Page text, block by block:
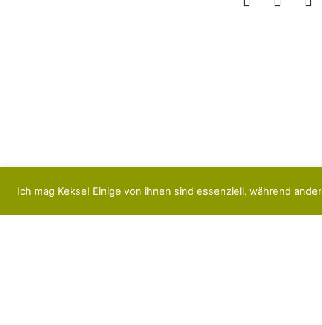
Ich mag Kekse! Einige von ihnen sind essenziell, während